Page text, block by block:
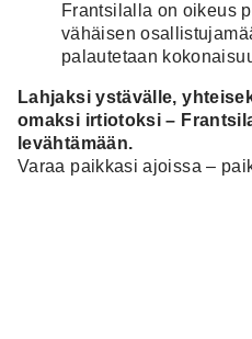
Frantsilalla on oikeus
vähäisen
palautetaan
Lahjaksi ystävälle,
omaksi irtiotoksi –
levähtämään.
Varaa paikkasi ajoissa –